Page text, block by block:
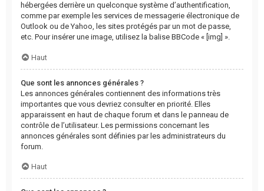
hébergées derrière un quelconque système d’authentification,
comme par exemple les services de messagerie électronique de
Outlook ou de Yahoo, les sites protégés par un mot de passe,
etc. Pour insérer une image, utilisez la balise BBCode « [img] ».
Haut
Que sont les annonces générales ?
Les annonces générales contiennent des informations très
importantes que vous devriez consulter en priorité. Elles
apparaissent en haut de chaque forum et dans le panneau de
contrôle de l’utilisateur. Les permissions concernant les
annonces générales sont définies par les administrateurs du
forum.
Haut